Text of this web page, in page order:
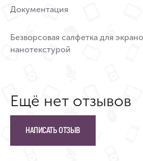
Документация
Безворсовая салфетка для
нанотекстурой
Ещё нет отзывов
НАПИСАТЬ ОТЗЫВ